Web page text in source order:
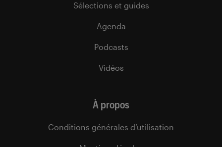
Sélections et guides
Agenda
Podcasts
Vidéos
À propos
Conditions générales d’utilisation